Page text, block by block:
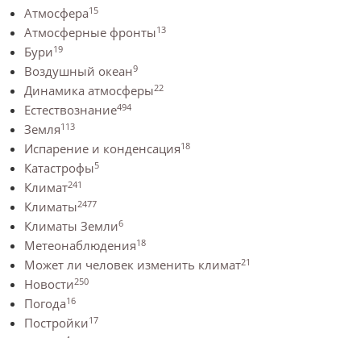
Атмосфера15
Атмосферные фронты13
Бури19
Воздушный океан9
Динамика атмосферы22
Естествознание494
Земля113
Испарение и конденсация18
Катастрофы5
Климат241
Климаты2477
Климаты Земли6
Метеонаблюдения18
Может ли человек изменить климат21
Новости250
Погода16
Постройки17